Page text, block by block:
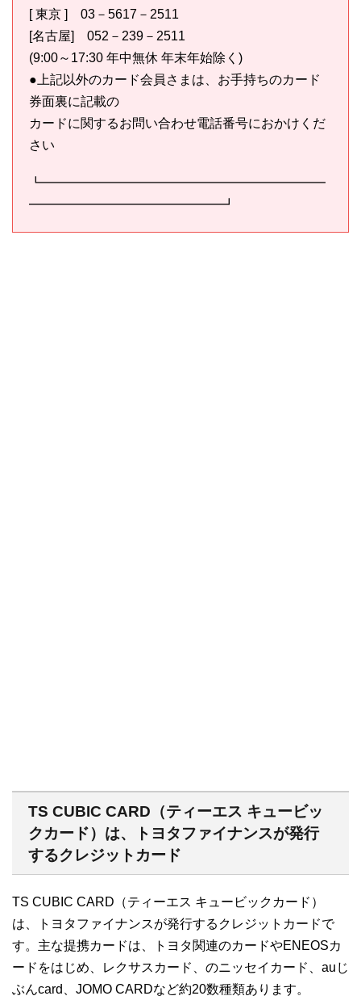
[ 東京 ] 03－5617－2511
[名古屋] 052－239－2511
(9:00～17:30 年中無休 年末年始除く)
●上記以外のカード会員さまは、お手持ちのカード
券面裏に記載の
カードに関するお問い合わせ電話番号におかけくだ
さい
┗━━━━━━━━━━━━━━━━━━━━━━
━━━━━━━━━━━━━━━┛
TS CUBIC CARD（ティーエス キュービッ
クカード）は、トヨタファイナンスが発行
するクレジットカード
TS CUBIC CARD（ティーエス キュービックカード）
は、トヨタファイナンスが発行するクレジットカードで
す。主な提携カードは、トヨタ関連のカードやENEOSカ
ードをはじめ、レクサスカード、のニッセイカード、auじ
ぶんcard、JOMO CARDなど約20数種類あります。